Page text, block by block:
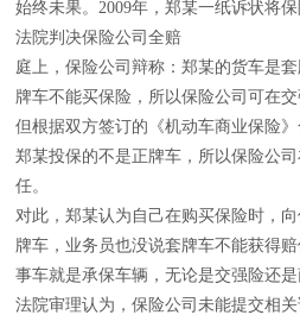
始终未果。2009年，郑某一纸诉状将保
法院判决保险公司全赔
庭上，保险公司辩称：郑某的货车是
牌车不能买保险，所以保险公司可在
但根据双方签订的《机动车商业保险
郑某投保的不是正牌车，所以保险公
任。
对此，郑某认为自己在购买保险时，
牌车，业务员也没说套牌车不能获得
事车就是承保车辆，无论是交强险还
法院审理认为，保险公司未能提交相